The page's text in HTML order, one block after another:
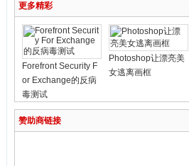
更多精彩
Forefront Security F
or Exchange的反病
毒测试
Photoshop让漂亮美
女逃离画框
赞助商链接